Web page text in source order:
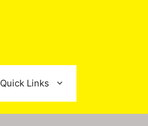
Quick Links